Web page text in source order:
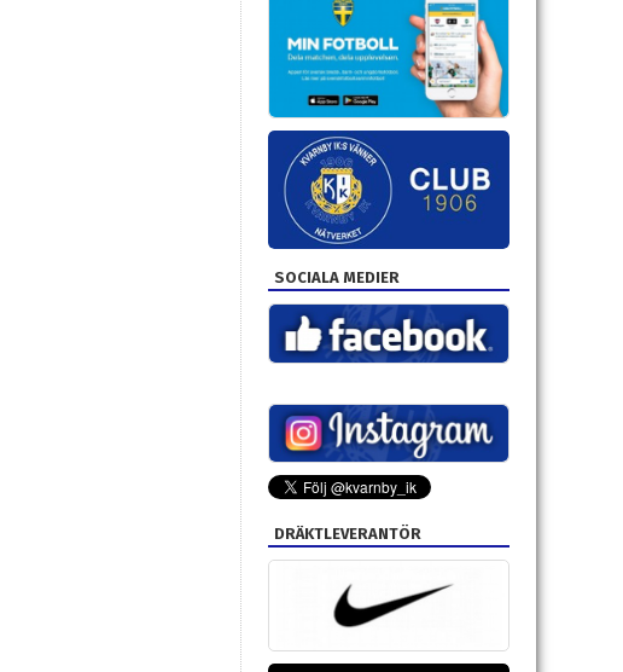
SOCIALA MEDIER
DRÄKTLEVERANTÖR